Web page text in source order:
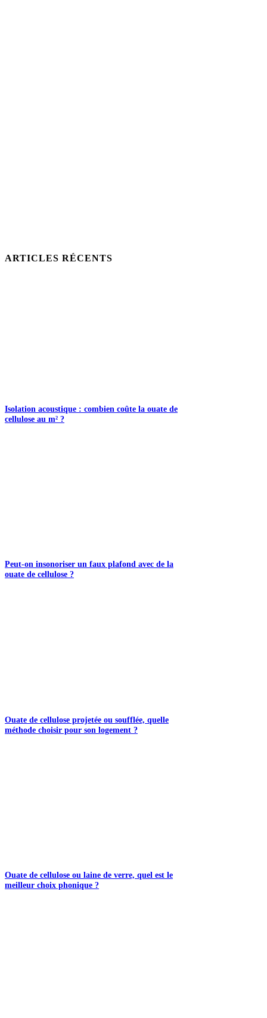
ARTICLES RÉCENTS
Isolation acoustique : combien coûte la ouate de
cellulose au m² ?
Peut-on insonoriser un faux plafond avec de la
ouate de cellulose ?
Ouate de cellulose projetée ou soufflée, quelle
méthode choisir pour son logement ?
Ouate de cellulose ou laine de verre, quel est le
meilleur choix phonique ?